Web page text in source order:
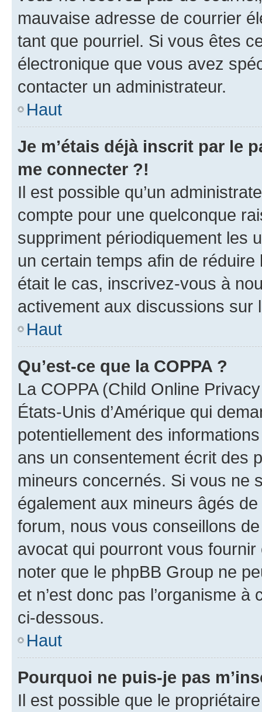
mauvaise adresse de courrier
tant que pourriel. Si vous êtes
électronique que vous avez
contacter un administrateur.
Haut
Je m’étais déjà inscrit par le
me connecter ?!
Il est possible qu’un
compte pour une quelconque
suppriment périodiquement les
un certain temps afin de
était le cas, inscrivez-vous à
activement aux discussions sur
Haut
Qu’est-ce que la COPPA ?
La COPPA (Child Online
États-Unis d’Amérique qui
potentiellement des
ans un consentement écrit des
mineurs concernés. Si vous ne
également aux mineurs âgés
forum, nous vous conseillons
avocat qui pourront vous
noter que le phpBB Group ne
et n’est donc pas l’organisme
ci-dessous.
Haut
Pourquoi ne puis-je pas
Il est possible que le